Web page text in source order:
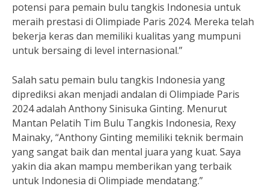
potensi para pemain bulu tangkis Indonesia untuk
meraih prestasi di Olimpiade Paris 2024. Mereka telah
bekerja keras dan memiliki kualitas yang mumpuni
untuk bersaing di level internasional.”
Salah satu pemain bulu tangkis Indonesia yang
diprediksi akan menjadi andalan di Olimpiade Paris
2024 adalah Anthony Sinisuka Ginting. Menurut
Mantan Pelatih Tim Bulu Tangkis Indonesia, Rexy
Mainaky, “Anthony Ginting memiliki teknik bermain
yang sangat baik dan mental juara yang kuat. Saya
yakin dia akan mampu memberikan yang terbaik
untuk Indonesia di Olimpiade mendatang.”